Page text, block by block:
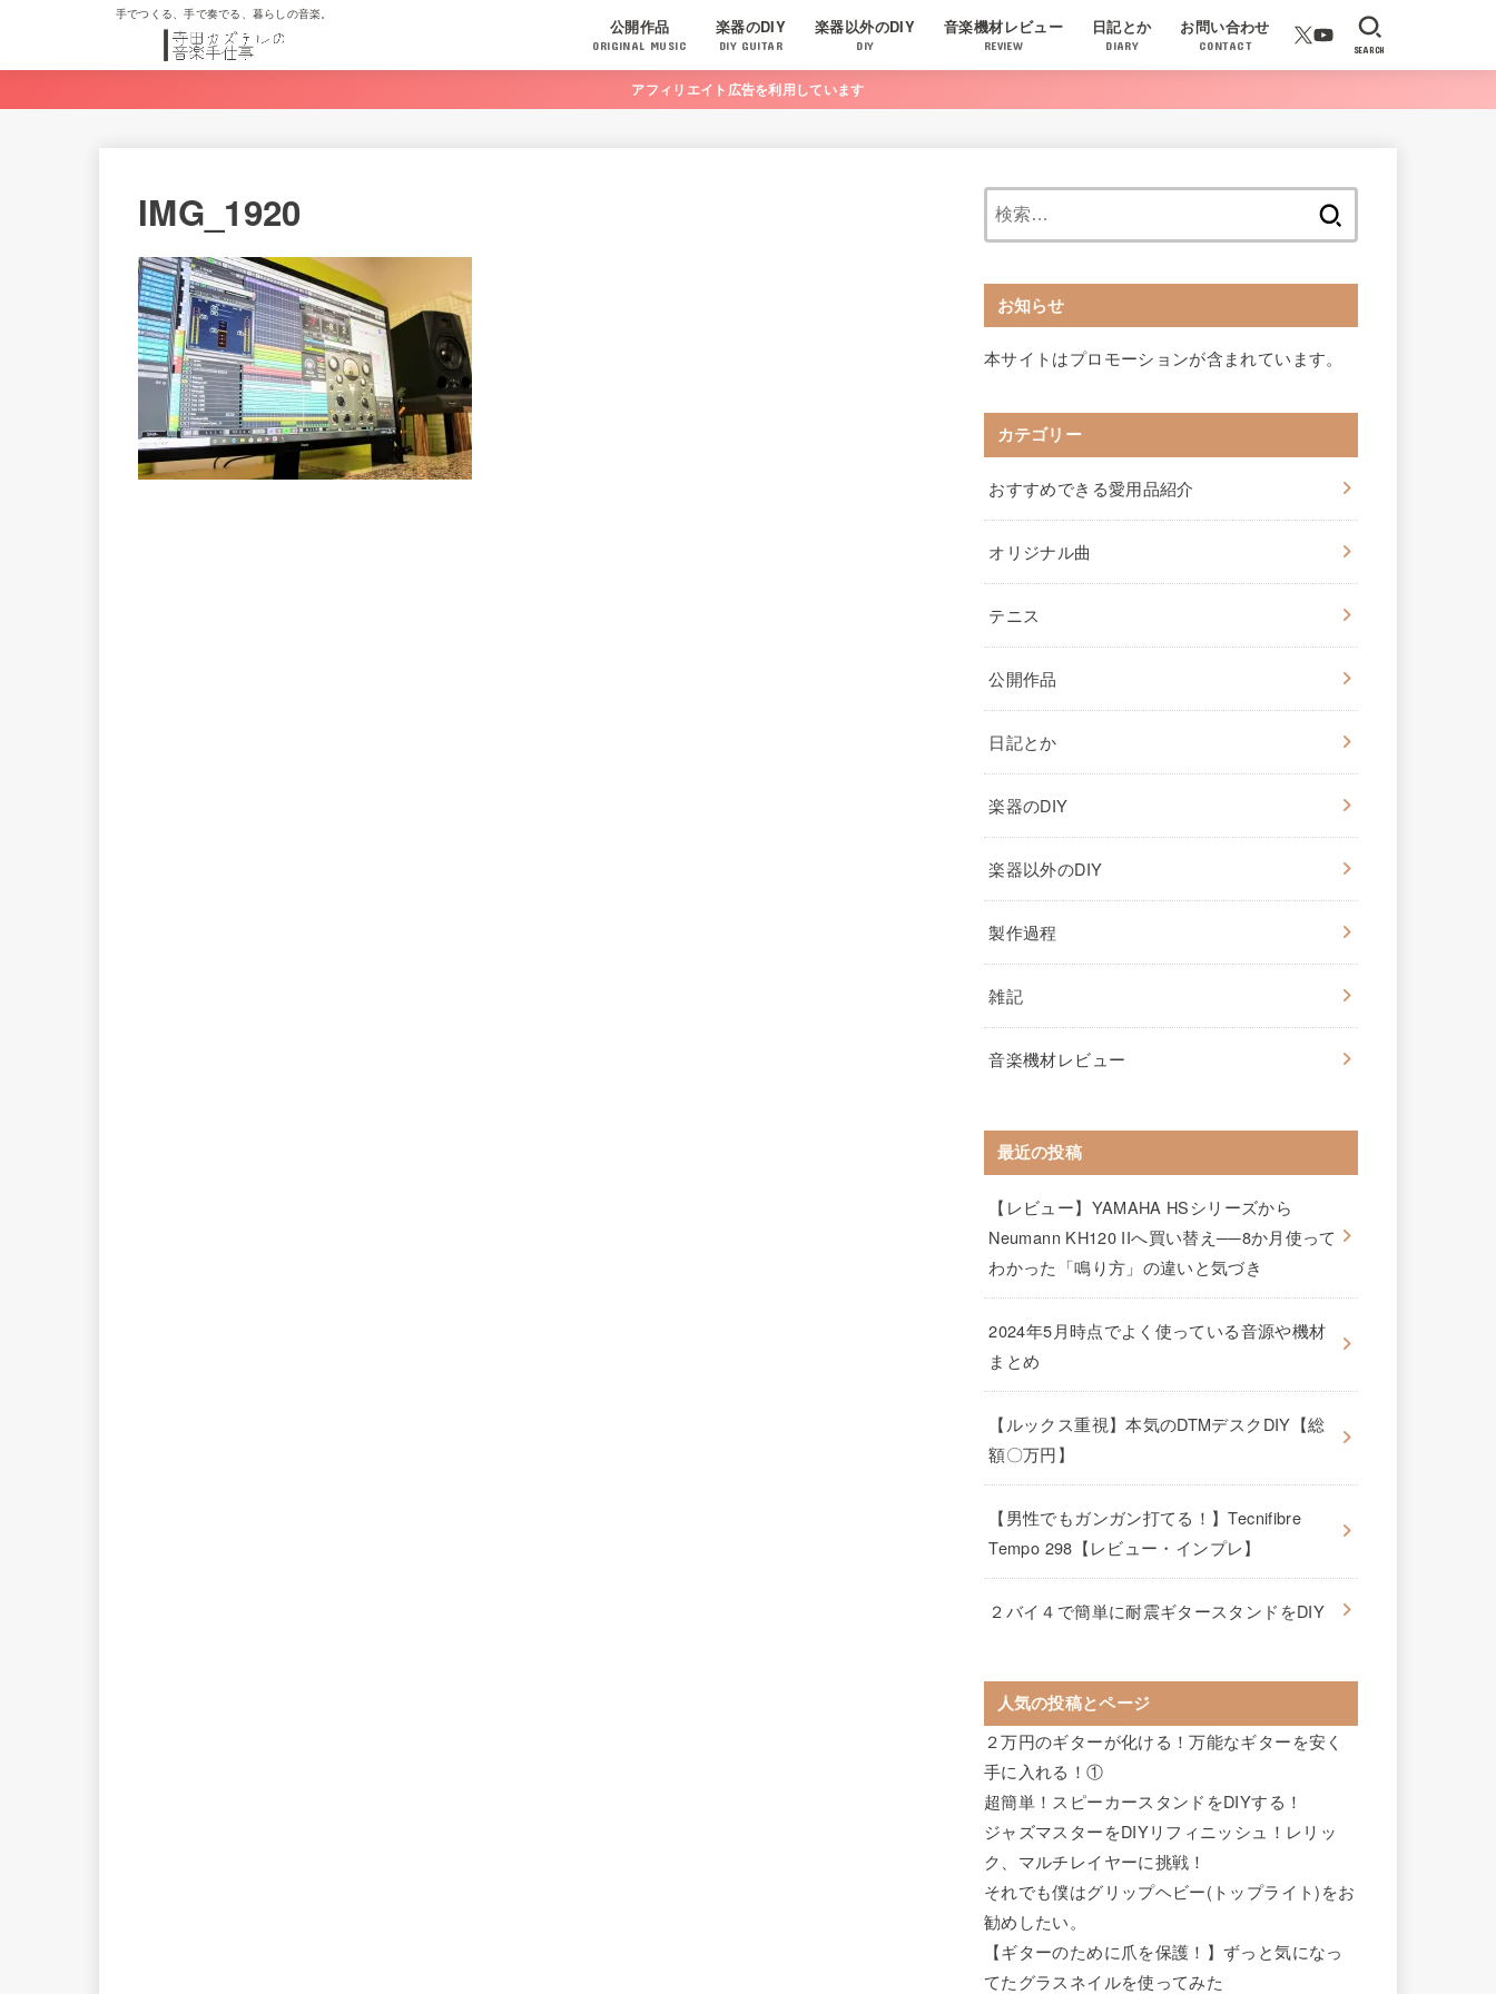
手でつくる、手で奏でる、暮らしの音楽。
公開作品
ORIGINAL MUSIC
楽器のDIY
DIY GUITAR
楽器以外のDIY
DIY
音楽機材レビュー
REVIEW
日記とか
DIARY
お問い合わせ
CONTACT SEARCH
アフィリエイト広告を利用しています
IMG_1920
お知らせ
本サイトはプロモーションが含まれています。
カテゴリー
おすすめできる愛用品紹介
オリジナル曲
テニス
公開作品
日記とか
楽器のDIY
楽器以外のDIY
製作過程
雑記
音楽機材レビュー
最近の投稿
【レビュー】YAMAHA HSシリーズから
Neumann KH120 IIへ買い替え──8か月使って
わかった「鳴り方」の違いと気づき
2024年5月時点でよく使っている音源や機材
まとめ
【ルックス重視】本気のDTMデスクDIY【総
額〇万円】
【男性でもガンガン打てる！】Tecnifibre
Tempo 298【レビュー・インプレ】
２バイ４で簡単に耐震ギタースタンドをDIY
人気の投稿とページ
２万円のギターが化ける！万能なギターを安く
手に入れる！①
超簡単！スピーカースタンドをDIYする！
ジャズマスターをDIYリフィニッシュ！レリッ
ク、マルチレイヤーに挑戦！
それでも僕はグリップヘビー(トップライト)をお
勧めしたい。
【ギターのために爪を保護！】ずっと気になっ
てたグラスネイルを使ってみた